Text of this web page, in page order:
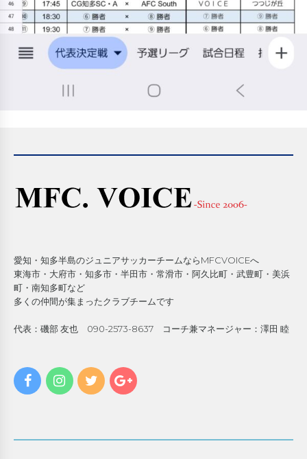
愛知・知多半島のジュニアサッカーチームならMFCVOICEへ
東海市・大府市・知多市・半田市・常滑市・阿久比町・武豊町・美浜
町・南知多町など
多くの仲間が集まったクラブチームです
代表：磯部 友也 090-2573-8637 コーチ兼マネージャー：澤田 睦